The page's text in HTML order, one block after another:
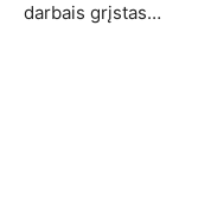
darbais grįstas…